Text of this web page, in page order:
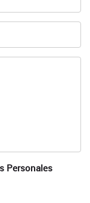
Personales